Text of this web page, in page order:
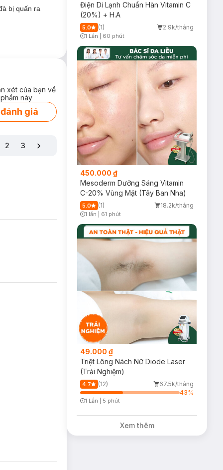
bị quấn ra
xét của bạn về
này
giá
2 3
Điện Di Lạnh Chuẩn Hàn Vitamin C
(20%) + H.A
5.0 (1) 2.9k/tháng
Timer Gray Icon
1 Lần 60 phút
450.000 ₫
Mesoderm Dưỡng Sáng Vitamin
C-20% Vùng Mặt (Tây Ban Nha)
5.0 (1) 18.2k/tháng
1 lần 61 phút
49.000 ₫
Triệt Lông Nách Nữ Diode Laser
(Trải Nghiệm)
4.7 (12)
67.5k/tháng
43%
1 Lần 5 phút
Xem thêm